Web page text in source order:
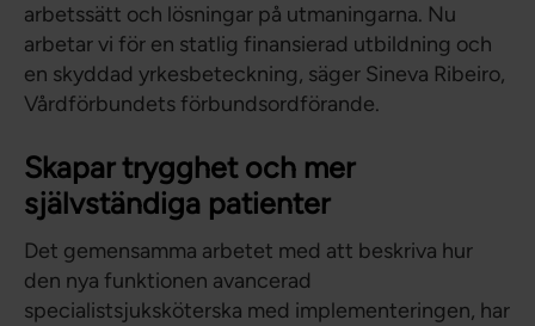
arbetssätt och lösningar på utmaningarna. Nu
arbetar vi för en statlig finansierad utbildning och
en skyddad yrkesbeteckning, säger Sineva Ribeiro,
Vårdförbundets förbundsordförande.
Skapar trygghet och mer
självständiga patienter
Det gemensamma arbetet med att beskriva hur
den nya funktionen avancerad
specialistsjuksköterska med implementeringen, har